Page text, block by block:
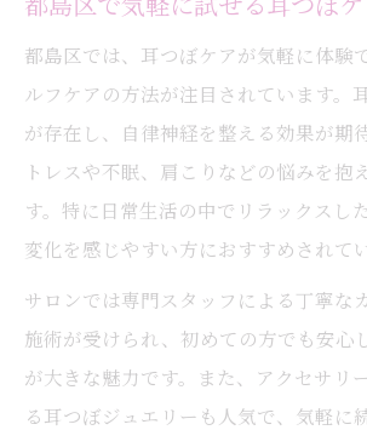
都島区では、耳つぼケアが気軽に体験
ルフケアの方法が注目されています。
が存在し、自律神経を整える効果が期
トレスや不眠、肩こりなどの悩みを抱
す。特に日常生活の中でリラックスし
変化を感じやすい方におすすめされてい
サロンでは専門スタッフによる丁寧な
施術が受けられ、初めての方でも安心
が大きな魅力です。また、アクセサリ
る耳つぼジュエリーも人気で、気軽に